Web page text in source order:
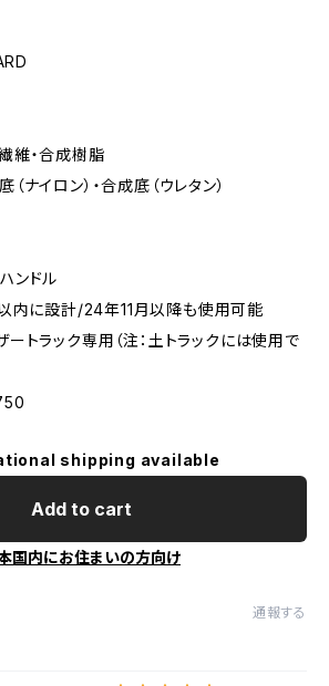
維・合成樹脂
ナイロン）・合成底（ウレタン）
ンドル
以内に設計/24年11月以降も使用可能
ートラック専用（注：土トラックには使用で
shipping available
Add to cart
国内にお住まいの方向け
通報する